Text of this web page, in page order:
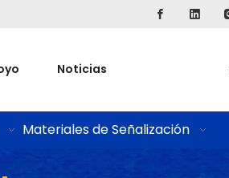
Noticias
Materiales de Señalización